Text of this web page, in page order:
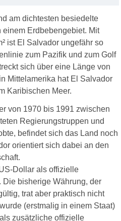
am dichtesten besiedelte
einem Erdbebengebiet. Mit
ist El Salvador ungefähr so
zum Pazifik und zum Golf
sich über eine Länge von
Mittelamerika hat El Salvador
Karibischen Meer.
von 1970 bis 1991 zwischen
Regierungstruppen und
befindet sich das Land noch
orientiert sich dabei an den
Dollar als offizielle
Die bisherige Währung, der
trat aber praktisch nicht
(erstmalig in einem Staat)
zusätzliche offizielle